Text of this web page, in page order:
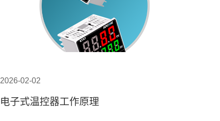
2026-02-02
电子式温控器工作原理